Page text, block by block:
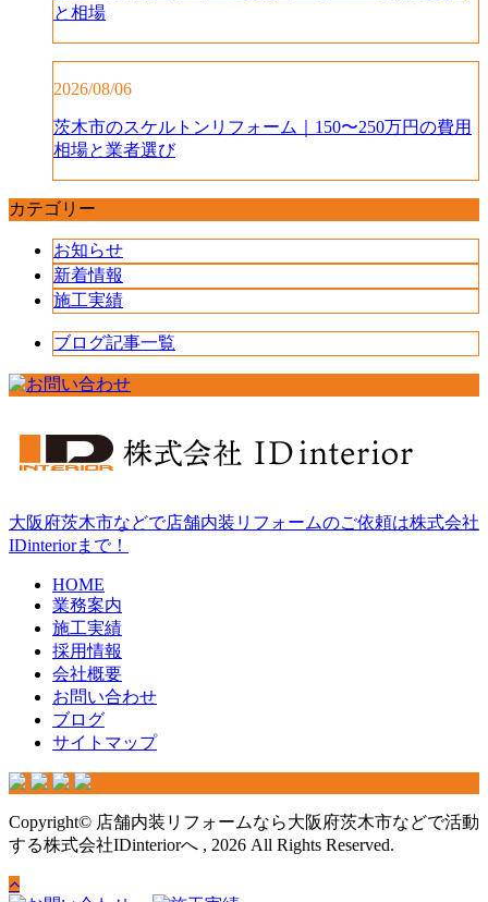
と相場
2026/08/06
茨木市のスケルトンリフォーム｜150〜250万円の費用
相場と業者選び
カテゴリー
お知らせ
新着情報
施工実績
ブログ記事一覧
大阪府茨木市などで店舗内装リフォームのご依頼は株式会社
IDinteriorまで！
HOME
業務案内
施工実績
採用情報
会社概要
お問い合わせ
ブログ
サイトマップ
Copyright© 店舗内装リフォームなら大阪府茨木市などで活動
する株式会社IDinteriorへ , 2026 All Rights Reserved.